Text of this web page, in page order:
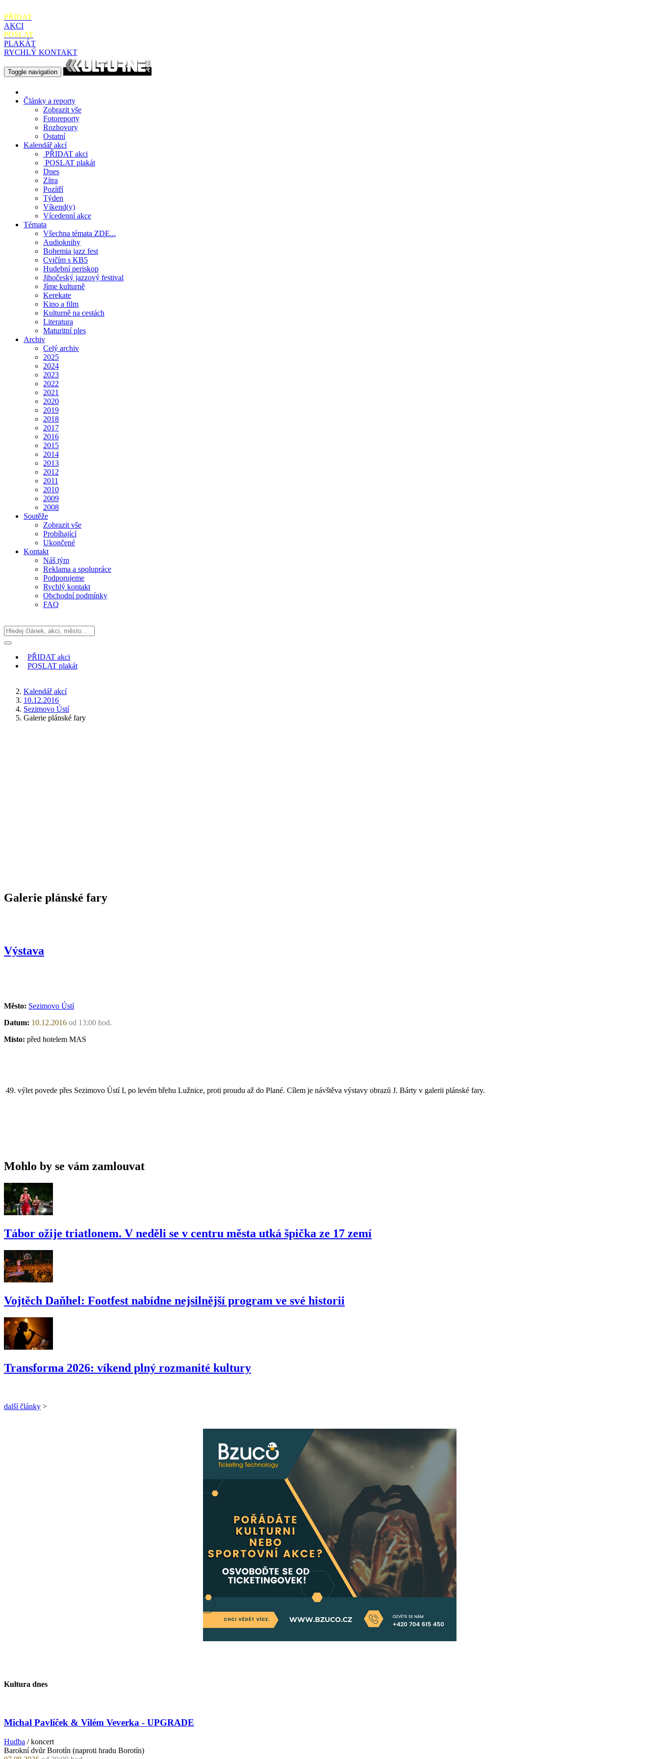
PŘIDAT
AKCI
POSLAT
PLAKÁT
RYCHLÝ KONTAKT
Toggle navigation
Články a reporty
Zobrazit vše
Fotoreporty
Rozhovory
Ostatní
Kalendář akcí
PŘIDAT akci
POSLAT plakát
Dnes
Zítra
Pozítří
Týden
Víkend(y)
Vícedenní akce
Témata
Všechna témata ZDE...
Audioknihy
Bohemia jazz fest
Cvičím s KB5
Hudební periskop
Jihočeský jazzový festival
Jíme kulturně
Kerekate
Kino a film
Kulturně na cestách
Literatura
Maturitní ples
Archiv
Celý archiv
2025
2024
2023
2022
2021
2020
2019
2018
2017
2016
2015
2014
2013
2012
2011
2010
2009
2008
Soutěže
Zobrazit vše
Probíhající
Ukončené
Kontakt
Náš tým
Reklama a spolupráce
Podporujeme
Rychlý kontakt
Obchodní podmínky
FAQ
PŘIDAT akci
POSLAT plakát
Kalendář akcí
10.12.2016
Sezimovo Ústí
Galerie plánské fary
Galerie plánské fary
Výstava
Město: Sezimovo Ústí
Datum: 10.12.2016 od 13:00 hod.
Místo: před hotelem MAS
49. výlet povede přes Sezimovo Ústí I, po levém břehu Lužnice, proti proudu až do Plané. Cílem je návštěva výstavy obrazů J. Bárty v galerii plánské fary.
Mohlo by se vám zamlouvat
Tábor ožije triatlonem. V neděli se v centru města utká špička ze 17 zemí
Vojtěch Daňhel: Footfest nabídne nejsilnější program ve své historii
Transforma 2026: víkend plný rozmanité kultury
další články >
Kultura dnes
Michal Pavlíček & Vilém Veverka - UPGRADE
Hudba / koncert
Barokní dvůr Borotín (naproti hradu Borotín)